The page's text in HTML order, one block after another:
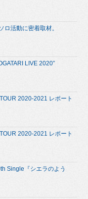
ロ活動に密着取材。
LIVE 2020”
2020-2021 レポート
2020-2021 レポート
Single『シエラのよう